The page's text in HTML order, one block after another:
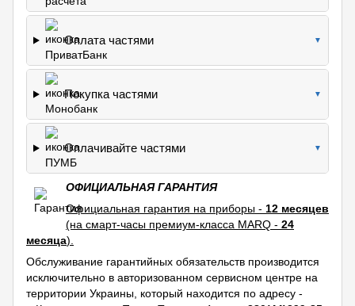
Оплата частями ▼
Покупка частями ▼
Оплачивайте частями ▼
ОФИЦИАЛЬНАЯ ГАРАНТИЯ
Официальная гарантия на приборы - 12 месяцев
(на смарт-часы премиум-класса MARQ - 24
месяца).
Обслуживание гарантийных обязательств производится
исключительно в авторизованном сервисном центре на
территории Украины, который находится по адресу -